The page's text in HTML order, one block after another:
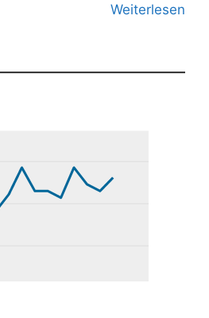
Weiterlesen